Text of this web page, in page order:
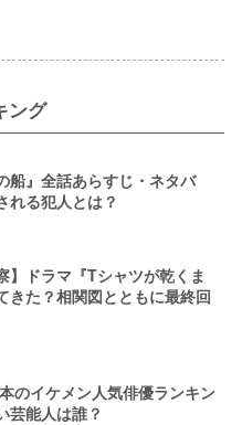
ング
船』全話あらすじ・ネタバ
れる犯人とは？
】ドラマ『Tシャツが乾くま
きた？相関図とともに最終回
のイケメン人気俳優ランキン
芸能人は誰？